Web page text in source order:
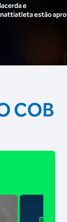
e
estão
COB